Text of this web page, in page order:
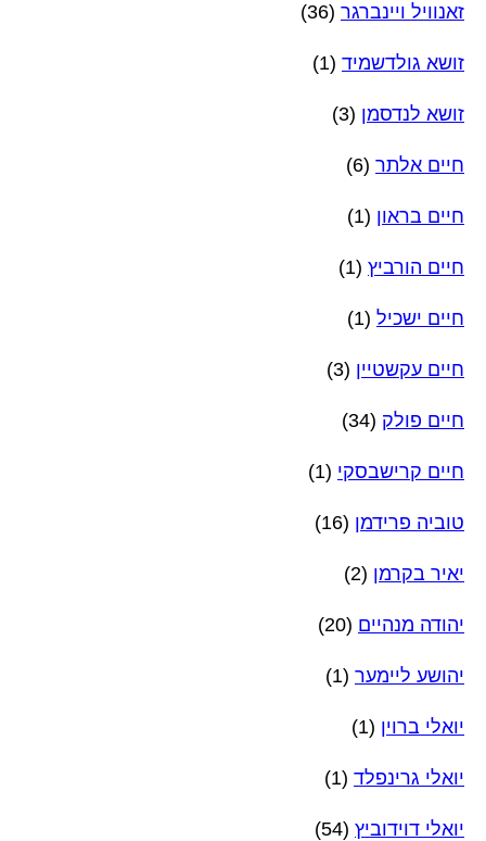
זאנוויל ויינברגר (36)
זושא גולדשמיד (1)
זושא לנדסמן (3)
חיים אלתר (6)
חיים בראון (1)
חיים הורביץ (1)
חיים ישכיל (1)
חיים עקשטיין (3)
חיים פולק (34)
חיים קרישבסקי (1)
טוביה פרידמן (16)
יאיר בקרמן (2)
יהודה מנהיים (20)
יהושע ליימער (1)
יואלי ברוין (1)
יואלי גרינפלד (1)
יואלי דוידוביץ (54)